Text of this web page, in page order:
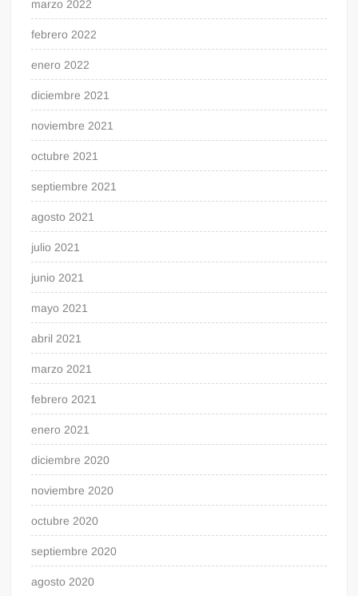
marzo 2022
febrero 2022
enero 2022
diciembre 2021
noviembre 2021
octubre 2021
septiembre 2021
agosto 2021
julio 2021
junio 2021
mayo 2021
abril 2021
marzo 2021
febrero 2021
enero 2021
diciembre 2020
noviembre 2020
octubre 2020
septiembre 2020
agosto 2020